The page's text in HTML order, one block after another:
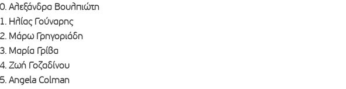
Αλεξάνδρα Βουλπιώτη
Ηλίας Γούναρης
Μάρω Γρηγοριάδη
Μαρία Γρίβα
Ζωή Γοζαδίνου
Angela Colman